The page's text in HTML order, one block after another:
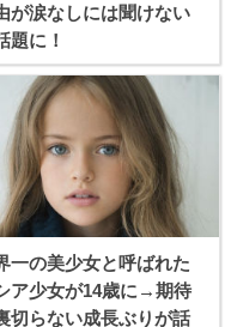
が涙なしには聞けない
題に！
一の美少女と呼ばれた
ア少女が14歳に→期待
切らない成長ぶりが話